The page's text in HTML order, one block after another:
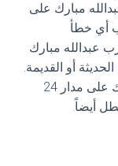
مبارك على
أي خطأ
عبدالله مبارك
أو القديمة.
نقوم بفتح قفل باب غرب عبدالله مبارك على مدار 24
أيضاً.